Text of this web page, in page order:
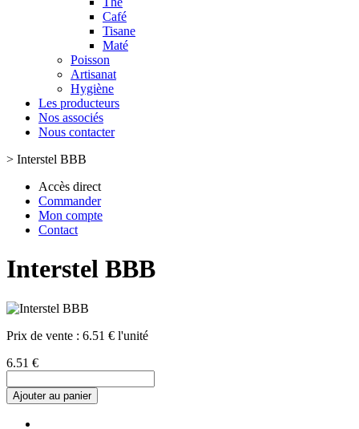
Café
Tisane
Maté
Poisson
Artisanat
Hygiène
Les producteurs
Nos associés
Nous contacter
> Interstel BBB
Accès direct
Commander
Mon compte
Contact
Interstel BBB
Prix de vente : 6.51 € l'unité
6.51 €
Ajouter au panier